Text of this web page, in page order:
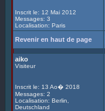
Inscrit le: 12 Mai 2012
Messages: 3
Localisation: Paris
Revenir en haut de page
aiko
Visiteur
Inscrit le: 13 Ao� 2018
Messages: 2
Localisation: Berlin,
Deutschland